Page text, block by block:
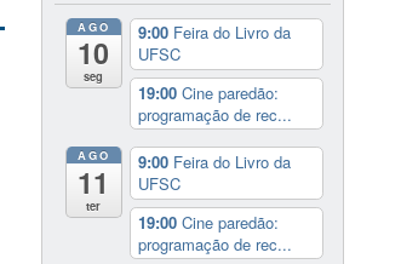
AGO
10
seg
9:00 Feira do Livro da
UFSC
19:00 Cine paredão:
programação de rec...
AGO
11
ter
9:00 Feira do Livro da
UFSC
19:00 Cine paredão:
programação de rec...